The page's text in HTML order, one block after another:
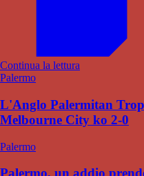
Continua la lettura
Palermo
L'Anglo Palermitan
Melbourne City ko 2-0
Palermo